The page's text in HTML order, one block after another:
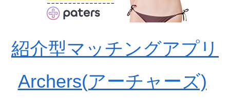
紹介型マッチングアプリ
Archers(アーチャーズ)